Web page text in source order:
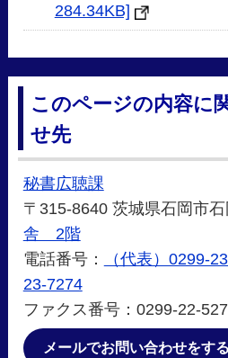
284.34KB]
このページの内容に
せ先
秘書広聴課
〒315-8640 茨城県石岡市
舎 2階
電話番号：
（代表）0299-
23-7274
ファクス番号：0299-22-
メールでお問い合わせをする